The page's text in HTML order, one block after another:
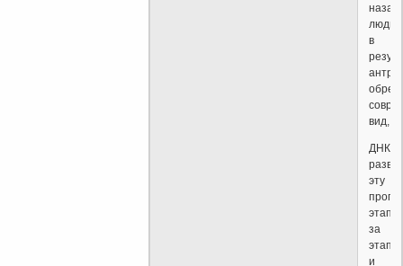
назад
люди
в
вид,
ДНК
эту
этап
за
и